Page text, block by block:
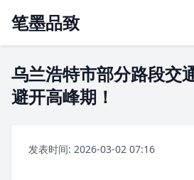
笔墨品致
乌兰浩特市部分路段交
避开高峰期！
发表时间: 2026-03-02 07:16